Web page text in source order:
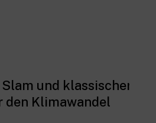
und klassischer
den Klimawandel